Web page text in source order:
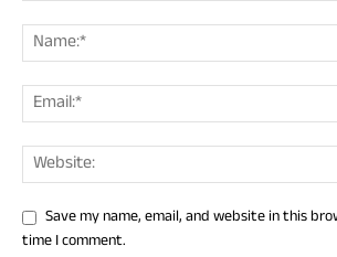
Save my name, email, and website in this
time I comment.